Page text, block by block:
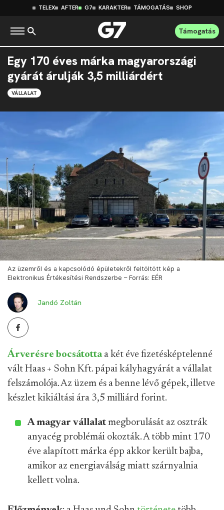
TELEX AFTER G7 KARAKTER TÁMOGATÁS SHOP
Támogatás
Egy 170 éves márka magyarországi
gyárát árulják 3,5 milliárdért
VÁLLALAT
Az üzemről és a kapcsolódó épületekről feltöltött kép a
Elektronikus Értékesítési Rendszerbe – Forrás: EÉR
Jandó Zoltán
Árverésre bocsátottaa két éve fizetésképtelenné
vált Haas + Sohn Kft. pápai kályhagyárát a vállalat
felszámolója. Az üzem és a benne lévő gépek, illetve
készlet kikiáltási ára 3,5 milliárd forint.
A magyar vállalat megborulását az osztrák
anyacég problémái okozták. A több mint 170
éve alapított márka épp akkor került bajba,
amikor az energiaválság miatt szárnyalnia
kellett volna.